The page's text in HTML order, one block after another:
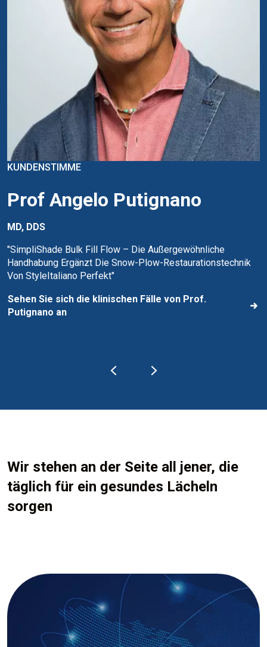
KUNDENSTIMME
Prof Angelo Putignano
MD, DDS
"SimpliShade Bulk Fill Flow – Die Außergewöhnliche
Handhabung Ergänzt Die Snow-Plow-Restaurationstechnik
Von StyleItaliano Perfekt"
Sehen Sie sich die klinischen Fälle von Prof.
Putignano an
Wir stehen an der Seite all jener, die
täglich für ein gesundes Lächeln
sorgen